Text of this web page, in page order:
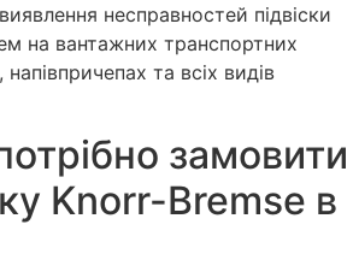
несправностей підвіски
на вантажних транспортних
та всіх видів
замовити
Knorr-Bremse в